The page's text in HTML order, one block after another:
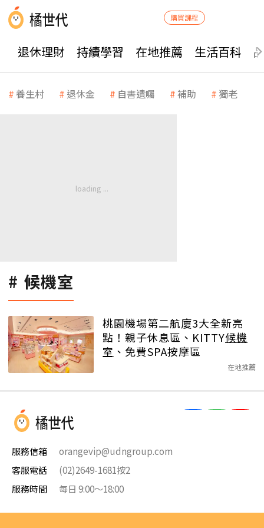
購買課程
退休理財 持續學習 在地推薦 生活百科
養生村 退休金 自書遺囑 補助 獨老
候機室
桃園機場第二航廈3大全新亮
點！親子休息區、KITTY候機
室 、免費SPA按摩區
在地推薦
服務信箱
orangevip@udngroup.com
客服電話
(02)2649-1681按2
服務時間
每日 9:00～18:00